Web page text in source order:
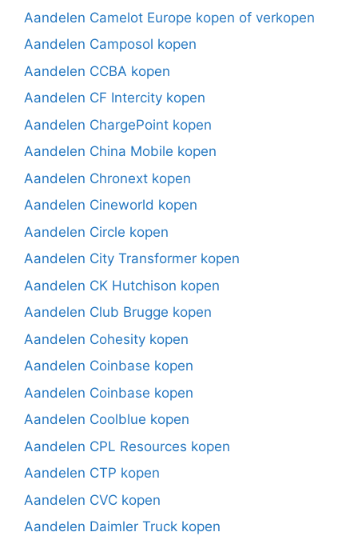
Aandelen Camelot Europe kopen of verkopen
Aandelen Camposol kopen
Aandelen CCBA kopen
Aandelen CF Intercity kopen
Aandelen ChargePoint kopen
Aandelen China Mobile kopen
Aandelen Chronext kopen
Aandelen Cineworld kopen
Aandelen Circle kopen
Aandelen City Transformer kopen
Aandelen CK Hutchison kopen
Aandelen Club Brugge kopen
Aandelen Cohesity kopen
Aandelen Coinbase kopen
Aandelen Coinbase kopen
Aandelen Coolblue kopen
Aandelen CPL Resources kopen
Aandelen CTP kopen
Aandelen CVC kopen
Aandelen Daimler Truck kopen